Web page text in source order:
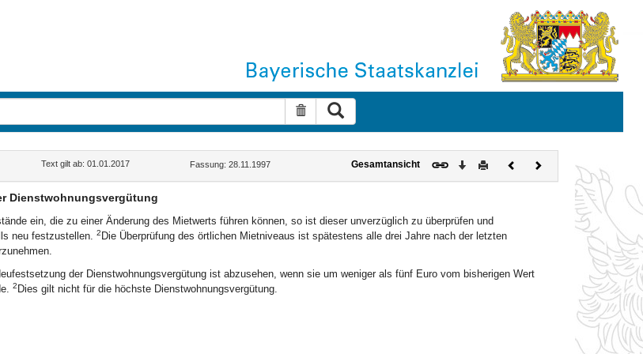
Suche zurücksetzen
Text gilt ab: 01.01.2017 Fassung: 28.11.1997 Gesamtansicht Download
DruckenVorherigesNächstes
Dokument
Dienstwohnungsvergütung
ein, die zu einer Änderung des Mietwerts führen können, so ist dieser unverzüglich zu überprüfen und
neu festzustellen. 2 Die Überprüfung des örtlichen Mietniveaus ist spätestens alle drei Jahre nach der letzten
der Dienstwohnungsvergütung ist abzusehen, wenn sie um weniger als fünf Euro vom bisherigen Wert
2 Dies gilt nicht für die höchste Dienstwohnungsvergütung.